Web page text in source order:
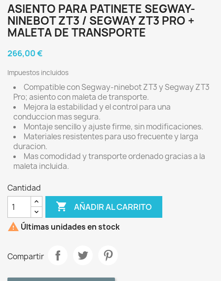
ASIENTO PARA PATINETE SEGWAY-
NINEBOT ZT3 / SEGWAY ZT3 PRO +
MALETA DE TRANSPORTE
266,00 €
Impuestos incluidos
Compatible con Segway-ninebot ZT3 y Segway ZT3
Pro; asiento con maleta de transporte.
Mejora la estabilidad y el control para una
conduccion mas segura.
Montaje sencillo y ajuste firme, sin modificaciones.
Materiales resistentes para uso frecuente y larga
duracion.
Mas comodidad y transporte ordenado gracias a la
maleta incluida.
Cantidad
 AÑADIR AL CARRITO
 Últimas unidades en stock
Compartir